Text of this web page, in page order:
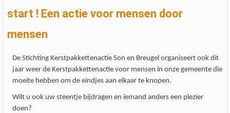
Media
Contact
kpa_jaarverslag
start ! Een actie voor mensen door
mensen
De Stichting Kerstpakkettenactie Son en Breugel organiseert ook dit
jaar weer de Kerstpakkettenactie voor mensen in onze gemeente die
moeite hebben om de eindjes aan elkaar te knopen.
Wilt u ook uw steentje bijdragen en iemand anders een plezier
doen?